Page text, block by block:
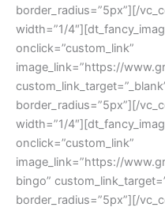
border_radius=”5px”][/
width=”1/
onclick=”custom_link”
image_link=”https://
border_radius=”5px”][/
width=”1/
onclick=”custom_link”
image_link=”https://
bingo”
border_radius=”5px”][/